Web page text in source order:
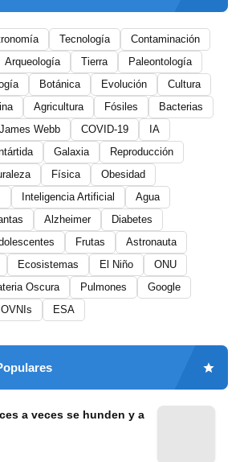
Tecnología
Contaminación
Arqueología Tierra
Paleontología
Botánica Evolución
Cultura
Agricultura Fósiles
Bacterias
James Webb COVID-19
IA
Galaxia
Reproducción
Física
Obesidad
Inteligencia Artificial
Agua
Alzheimer
Diabetes
Frutas
Astronauta
Ecosistemas El Niño
ONU
Oscura Pulmones
Google
OVNIs ESA
a veces se hunden y a